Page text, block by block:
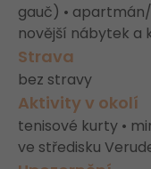
gauč) •
novější nábytek a
Strava
bez stravy
Aktivity v okolí
tenisové kurty •
ve středisku